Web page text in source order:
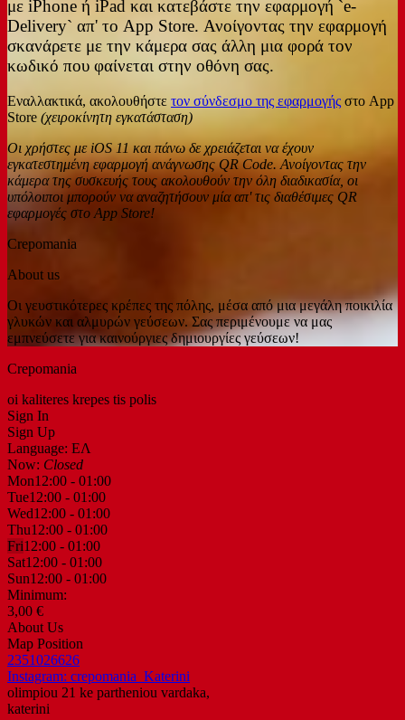
με iPhone ή iPad και κατεβάστε την εφαρμογή `e-
Delivery` απ' το App Store. Ανοίγοντας την εφαρμογή
σκανάρετε με την κάμερα σας άλλη μια φορά τον
κωδικό που φαίνεται στην οθόνη σας.
Εναλλακτικά, ακολουθήστε τον σύνδεσμο της εφαρμογής στο App
Store (χειροκίνητη εγκατάσταση)
Οι χρήστες με iOS 11 και πάνω δε χρειάζεται να έχουν
εγκατεστημένη εφαρμογή ανάγνωσης QR Code. Ανοίγοντας την
κάμερα της συσκευής τους ακολουθούν την όλη διαδικασία, οι
υπόλοιποι μπορούν να αναζητήσουν μία απ' τις διαθέσιμες QR
εφαρμογές στο App Store!
Crepomania
About us
Οι γευστικότερες κρέπες της πόλης, μέσα από μια μεγάλη ποικιλία
γλυκών και αλμυρών γεύσεων. Σας περιμένουμε να μας
εμπνεύσετε για καινούργιες δημιουργίες γεύσεων!
Crepomania
oi kaliteres krepes tis polis
Sign In
Sign Up
Language: ΕΛ
Now: Closed
Mon12:00 - 01:00
Tue12:00 - 01:00
Wed12:00 - 01:00
Thu12:00 - 01:00
Fri12:00 - 01:00
Sat12:00 - 01:00
Sun12:00 - 01:00
Minimum:
3,00 €
About Us
Map Position
2351026626
Instagram: crepomania_Katerini
olimpiou 21 ke partheniou vardaka,
katerini